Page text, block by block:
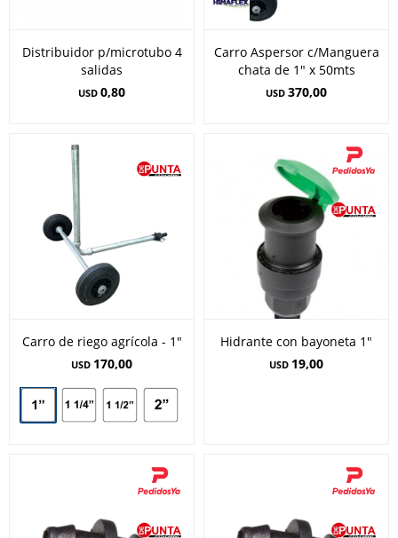
Distribuidor p/microtubo 4
salidas
USD 0,80
Carro Aspersor c/Manguera
chata de 1" x 50mts
USD 370,00
Carro de riego agrícola - 1"
USD 170,00
Hidrante con bayoneta 1"
USD 19,00